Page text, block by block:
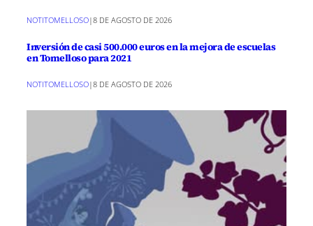
NOTITOMELLOSO|8 DE AGOSTO DE 2026
Inversión de casi 500.000 euros en la mejora de escuelas
en Tomelloso para 2021
NOTITOMELLOSO|8 DE AGOSTO DE 2026